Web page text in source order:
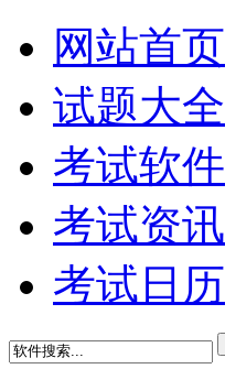
网站首页
试题大全
考试软件
考试资讯
考试日历